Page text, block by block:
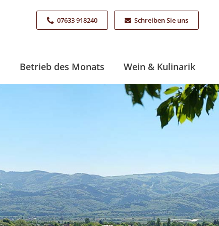
Betrieb des Monats Wein & Kulinarik
07633 918240 Schreiben Sie uns